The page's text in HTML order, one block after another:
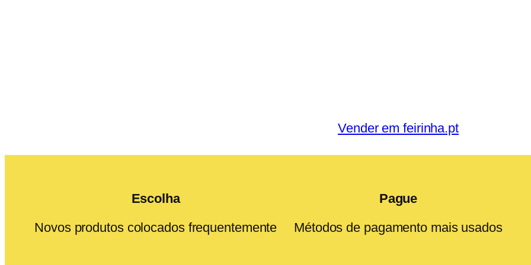
Vender em feirinha.pt
Escolha
Novos produtos colocados frequentemente
Pague
Métodos de pagamento mais usados